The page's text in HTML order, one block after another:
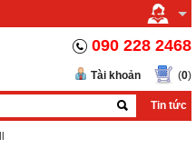
090 228 2468
(0)
Tài khoản
Tin tức